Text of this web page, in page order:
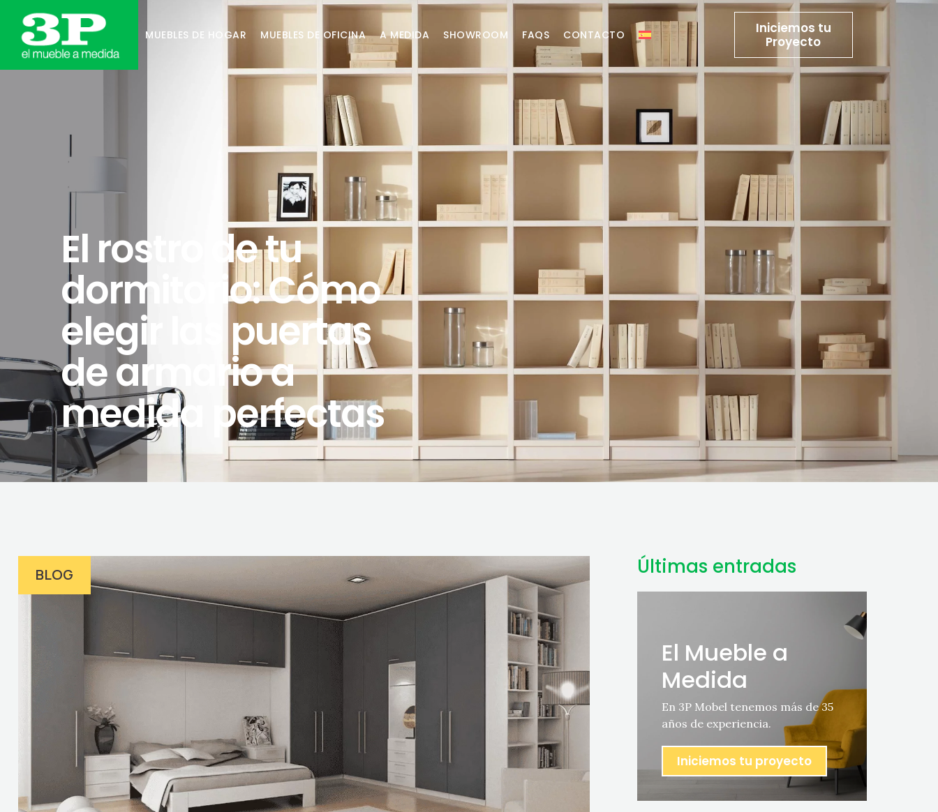
MUEBLES DE HOGAR MUEBLES DE OFICINA A MEDIDA SHOWROOM FAQS CONTACTO
Iniciemos tu
Proyecto
El rostro de tu
dormitorio: Cómo
elegir las puertas
de armario a
medida perfectas
BLOG Últimas entradas
El Mueble a
Medida
En 3P Mobel tenemos más de 35
años de experiencia.
Iniciemos tu proyecto